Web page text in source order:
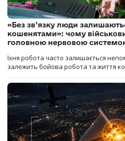
«Без зв’язку люди
кошенятами»: чому
головною нервовою
Їхня робота часто залишається
залежить бойова робота та життя